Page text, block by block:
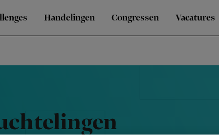
Handelingen Congressen Vacatures